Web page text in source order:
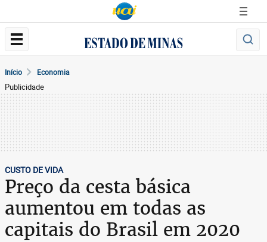
Início Economia
Publicidade
CUSTO DE VIDA
Preço da cesta básica
aumentou em todas as
capitais do Brasil em 2020